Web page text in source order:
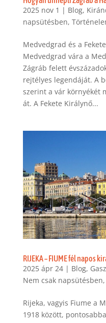
2025 nov 1 | Blog,
napsütésben,
Medvedgrad és a
Medvedgrad vára a
Zágráb felett
rejtélyes legendáját. A
szerint a vár környékét
át. A Fekete Királynő...
RIJEKA – FIUME fél napos
2025 ápr 24| Blog,
Nem csak napsütésben,
Rijeka, vagyis Fiume a
1918 között,